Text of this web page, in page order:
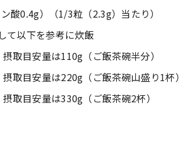
酸0.4g）（1/3粒（2.3g）当たり）
以下を参考に炊飯
取目安量は110g（ご飯茶碗半分）
取目安量は220g（ご飯茶碗山盛り1杯）
取目安量は330g（ご飯茶碗2杯）